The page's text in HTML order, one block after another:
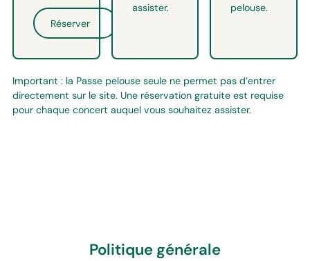
Réserver
assister.
pelouse.
Important : la Passe pelouse seule ne permet pas d’entrer
directement sur le site. Une réservation gratuite est requise
pour chaque concert auquel vous souhaitez assister.
Politique générale